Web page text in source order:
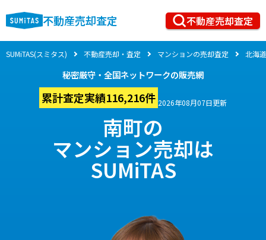
不動産売却査定 不動産売却査定
SUMiTAS(スミタス) 不動産売却・査定 マンションの売却査定 北海道
秘密厳守・全国ネットワークの販売網
累計査定実績116,216件 2026年08月07日更新
南町の
マンション売却は
SUMiTAS